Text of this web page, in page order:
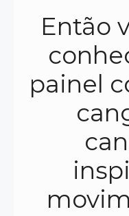
Então
painel